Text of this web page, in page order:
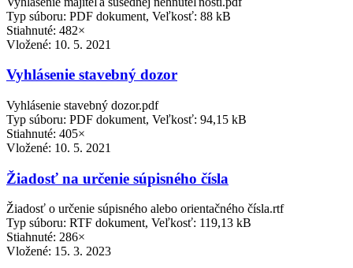
Typ súboru: PDF dokument, Veľkosť: 88 kB
Stiahnuté: 482×
Vložené: 10. 5. 2021
Vyhlásenie stavebný dozor
Vyhlásenie stavebný dozor.pdf
Typ súboru: PDF dokument, Veľkosť: 94,15 kB
Stiahnuté: 405×
Vložené: 10. 5. 2021
Žiadosť na určenie súpisného čísla
Žiadosť o určenie súpisného alebo orientačného čísla.rtf
Typ súboru: RTF dokument, Veľkosť: 119,13 kB
Stiahnuté: 286×
Vložené: 15. 3. 2023